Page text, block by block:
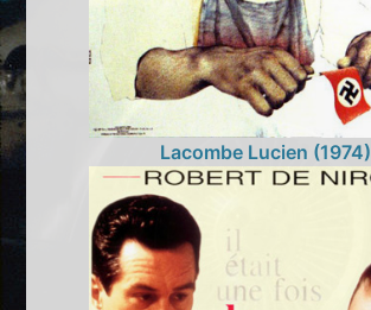
Lacombe Lucien (1974)